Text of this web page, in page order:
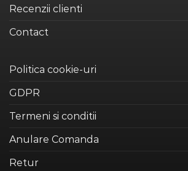
Recenzii clienti
Contact
Politica cookie-uri
GDPR
Termeni si conditii
Anulare Comanda
Retur